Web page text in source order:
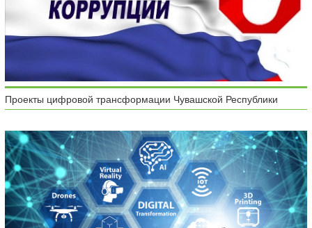
Проекты цифровой трансформации Чувашской Республики